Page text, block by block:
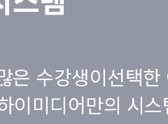
은 수강생이선택한
이미디어만의 시